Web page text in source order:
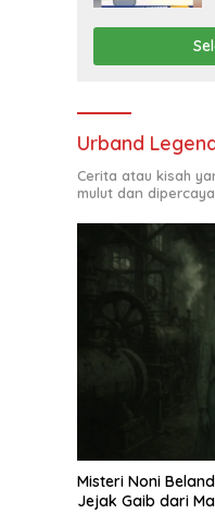
Urband
Cerita atau kisah
mulut dan
Misteri Noni
Jejak Gaib dari